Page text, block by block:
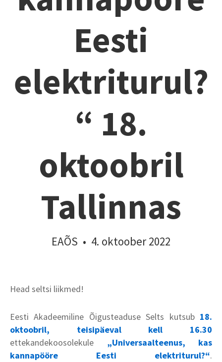
Eesti
elektriturul?
“ 18.
oktoobril
Tallinnas
EAÕS • 4. oktoober 2022
Head seltsi liikmed!
Eesti Akadeemiline Õigusteaduse Selts kutsub 18.
oktoobril, teisipäeval kell 16.30
ettekandekoosolekule „Universaalteenus, kas
kannapööre Eesti elektriturul?“.